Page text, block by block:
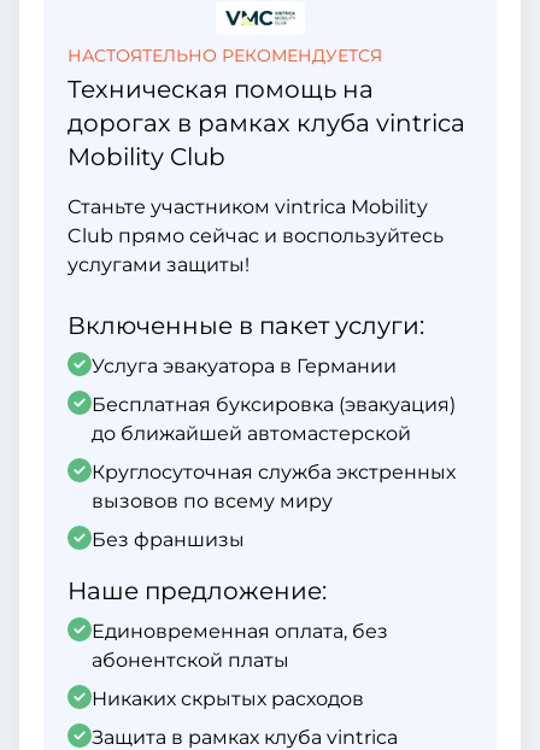
НАСТОЯТЕЛЬНО РЕКОМЕНДУЕТСЯ
Техническая помощь на
дорогах в рамках клуба vintrica
Mobility Club
Станьте участником vintrica Mobility
Club прямо сейчас и воспользуйтесь
услугами защиты!
Включенные в пакет услуги:
Услуга эвакуатора в Германии
Бесплатная буксировка (эвакуация)
до ближайшей автомастерской
Круглосуточная служба экстренных
вызовов по всему миру
Без франшизы
Наше предложение:
Единовременная оплата, без
абонентской платы
Никаких скрытых расходов
Защита в рамках клуба vintrica